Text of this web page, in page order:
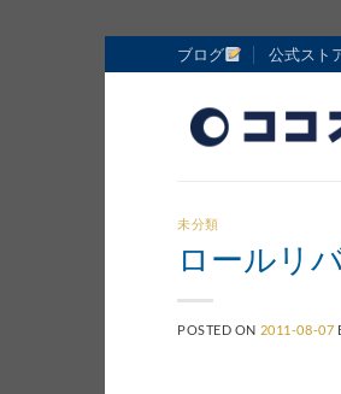
to
ブログ 公式スト
未分類
ロールリ
POSTED ON 2011-08-07